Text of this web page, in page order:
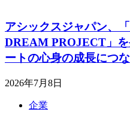
アシックスジャパン、
DREAM PROJECT」
ートの心身の成長につ
2026年7月8日
企業